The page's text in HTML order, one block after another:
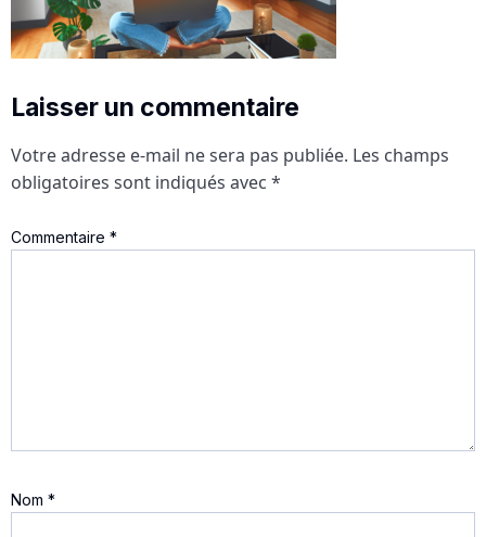
Laisser un commentaire
Votre adresse e-mail ne sera pas publiée. Les champs
obligatoires sont indiqués avec *
Commentaire *
Nom *